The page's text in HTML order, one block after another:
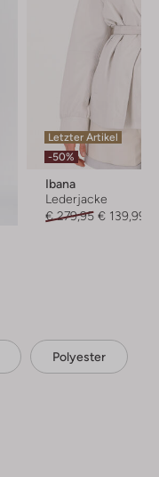
Letzter Artikel
-50%
Ibana
Lederjacke
€ 279,95 € 139,99
Polyester